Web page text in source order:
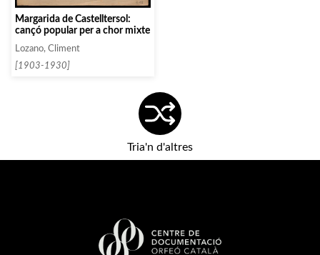
Margarida de Castelltersol:
cançó popular per a chor mixte
Lozano, Climent
[1903-1930]
Tria'n d'altres